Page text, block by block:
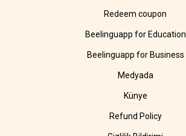
Redeem coupon
Beelinguapp for Education
Beelinguapp for Business
Medyada
Künye
Refund Policy